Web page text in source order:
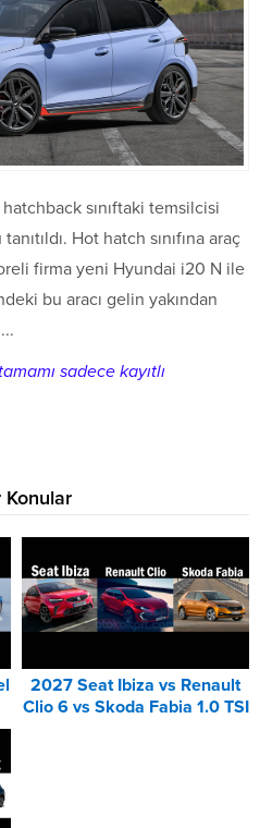
sınıftaki temsilcisi
Hot hatch sınıfına araç
firma yeni Hyundai i20 N ile
bu aracı gelin yakından
sadece kayıtlı
2027 Seat Ibiza vs Renault
Clio 6 vs Skoda Fabia 1.0 TSI